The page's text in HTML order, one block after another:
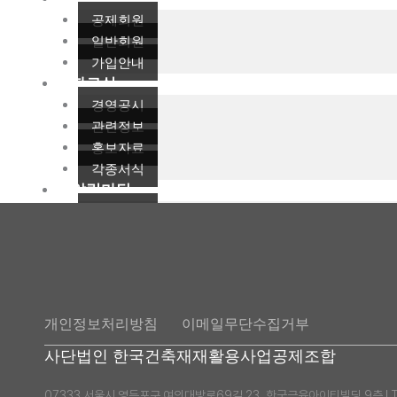
공제회원
일반회원
가입안내
자료실
경영공시
관련정보
홍보자료
각종서식
알림마당
X
개인정보처리방침 이메일무단수집거부
사단법인 한국건축재재활용사업공제조합